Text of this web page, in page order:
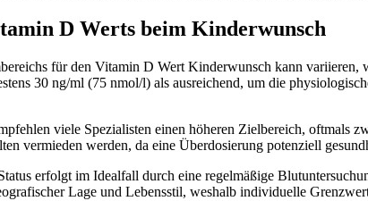
D Werts beim Kinderwunsch
für den Vitamin D Wert Kinderwunsch kann
30 ng/ml (75 nmol/l) als ausreichend, um die
viele Spezialisten einen höheren Zielbereich, oftmals
vermieden werden, da eine Überdosierung potenziell
erfolgt im Idealfall durch eine regelmäßige
Lage und Lebensstil, weshalb individuelle